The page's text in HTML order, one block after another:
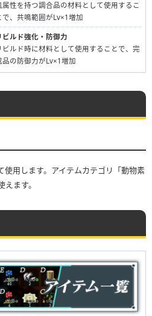
属性を持つ調合品の材料として使用するこ
で、共鳴範囲がLv×1増加
ビルド強化・防御力
ビルド時に材料として使用することで、完
品の防御力がLv×1増加
使用します。アイテムカテゴリ「動物素
ます。